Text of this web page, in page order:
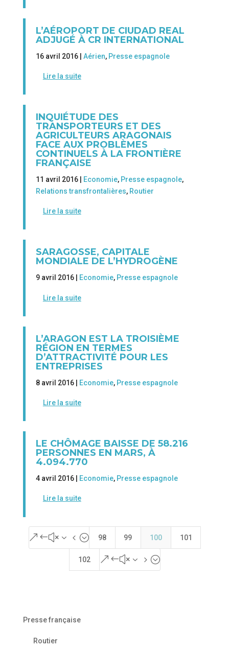
L’AÉROPORT DE CIUDAD REAL
ADJUGÉ À CR INTERNATIONAL
16 avril 2016 | Aérien, Presse espagnole
Lire la suite
INQUIÉTUDE DES
TRANSPORTEURS ET DES
AGRICULTEURS ARAGONAIS
FACE AUX PROBLÈMES
CONTINUELS À LA FRONTIÈRE
FRANÇAISE
11 avril 2016 | Economie, Presse espagnole,
Relations transfrontalières, Routier
Lire la suite
SARAGOSSE, CAPITALE
MONDIALE DE L’HYDROGÈNE
9 avril 2016 | Economie, Presse espagnole
Lire la suite
L’ARAGON EST LA TROISIÈME
RÉGION EN TERMES
D’ATTRACTIVITÉ POUR LES
ENTREPRISES
8 avril 2016 | Economie, Presse espagnole
Lire la suite
LE CHÔMAGE BAISSE DE 58.216
PERSONNES EN MARS, À
4.094.770
4 avril 2016 | Economie, Presse espagnole
Lire la suite
&#x34; 98 99 100 101
102 &#x35;
Presse française
Routier